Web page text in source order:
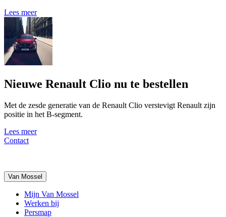
Lees meer
Nieuwe Renault Clio nu te bestellen
Met de zesde generatie van de Renault Clio verstevigt Renault zijn
positie in het B-segment.
Lees meer
Contact
Van Mossel
Mijn Van Mossel
Werken bij
Persmap